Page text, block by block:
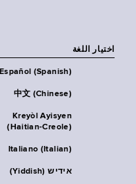
اختيار اللغة
Español (Spanish)
中文 (Chinese)
Kreyòl Ayisyen
(Haitian-Creole)
Italiano (Italian)
אידיש (Yiddish)